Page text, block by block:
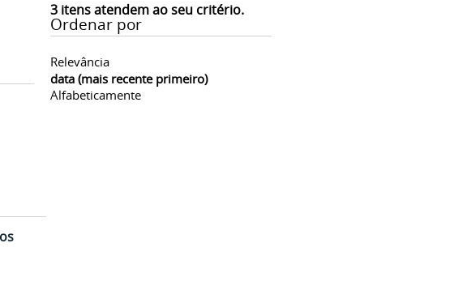
3itens atendem ao seu critério.
Ordenar por
Relevância
data (mais recente primeiro)
Alfabeticamente